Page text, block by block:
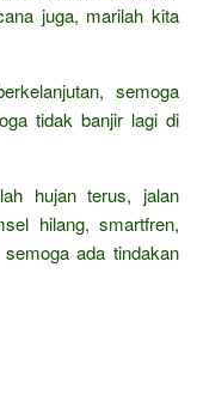
juga, marilah kita
semoga
tidak banjir lagi di
hujan terus, jalan
hilang, smartfren,
ada tindakan